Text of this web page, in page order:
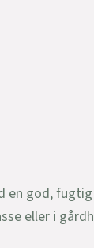
en god,
eller i